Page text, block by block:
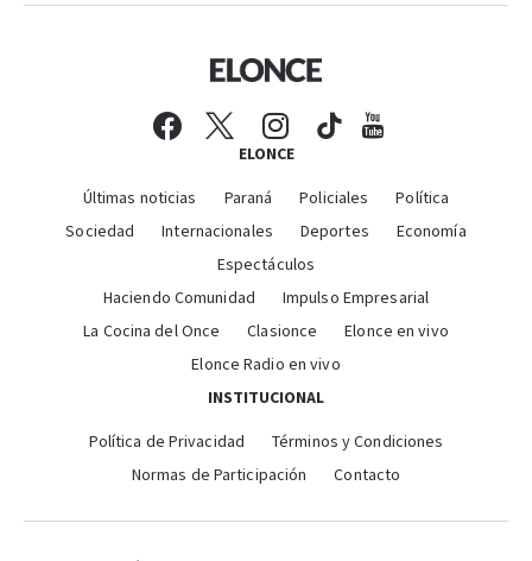
ELONCE
Últimas noticias Paraná Policiales
Política
Sociedad
Internacionales Deportes
Economía
Espectáculos
Haciendo Comunidad
Impulso Empresarial
La Cocina del Once
Clasionce
Elonce en vivo
Elonce Radio en vivo
INSTITUCIONAL
Política de Privacidad
Términos y Condiciones
Normas de Participación
Contacto